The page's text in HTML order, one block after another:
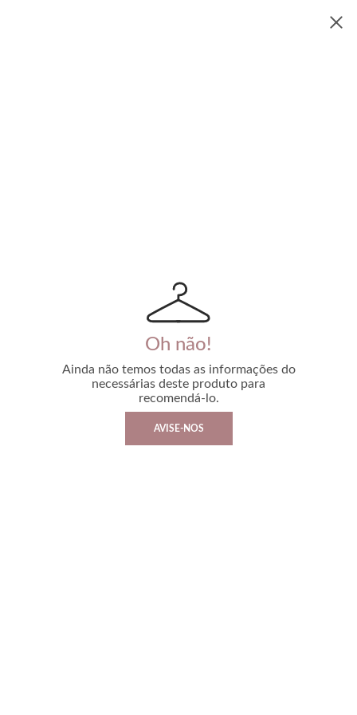
Oh não!
Ainda não temos todas as informações do
necessárias deste produto para
recomendá-lo.
AVISE-NOS